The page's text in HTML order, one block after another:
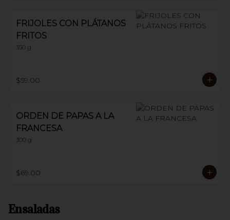
FRIJOLES CON PLÁTANOS
FRITOS
350 g
$59.00
ORDEN DE PAPAS A LA
FRANCESA
300 g
$69.00
Ensaladas